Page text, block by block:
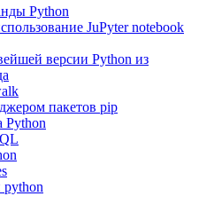
Python
JuPyter notebook
версии Python из
пакетов pip
Python
python